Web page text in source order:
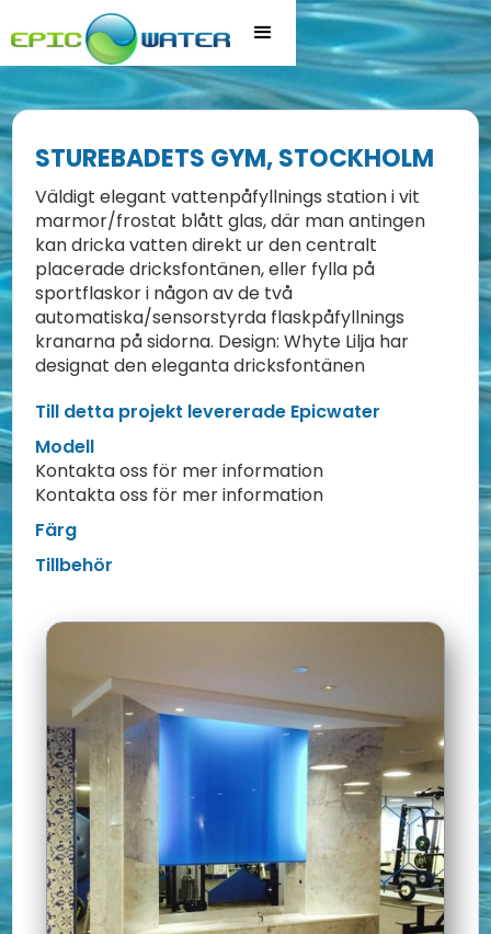
STUREBADETS GYM, STOCKHOLM
Väldigt elegant vattenpåfyllnings station i vit
marmor/frostat blått glas, där man antingen
kan dricka vatten direkt ur den centralt
placerade dricksfontänen, eller fylla på
sportflaskor i någon av de två
automatiska/sensorstyrda flaskpåfyllnings
kranarna på sidorna. Design: Whyte Lilja har
designat den eleganta dricksfontänen
Till detta projekt levererade Epicwater
Modell
Kontakta oss för mer information
Kontakta oss för mer information
Färg
Tillbehör